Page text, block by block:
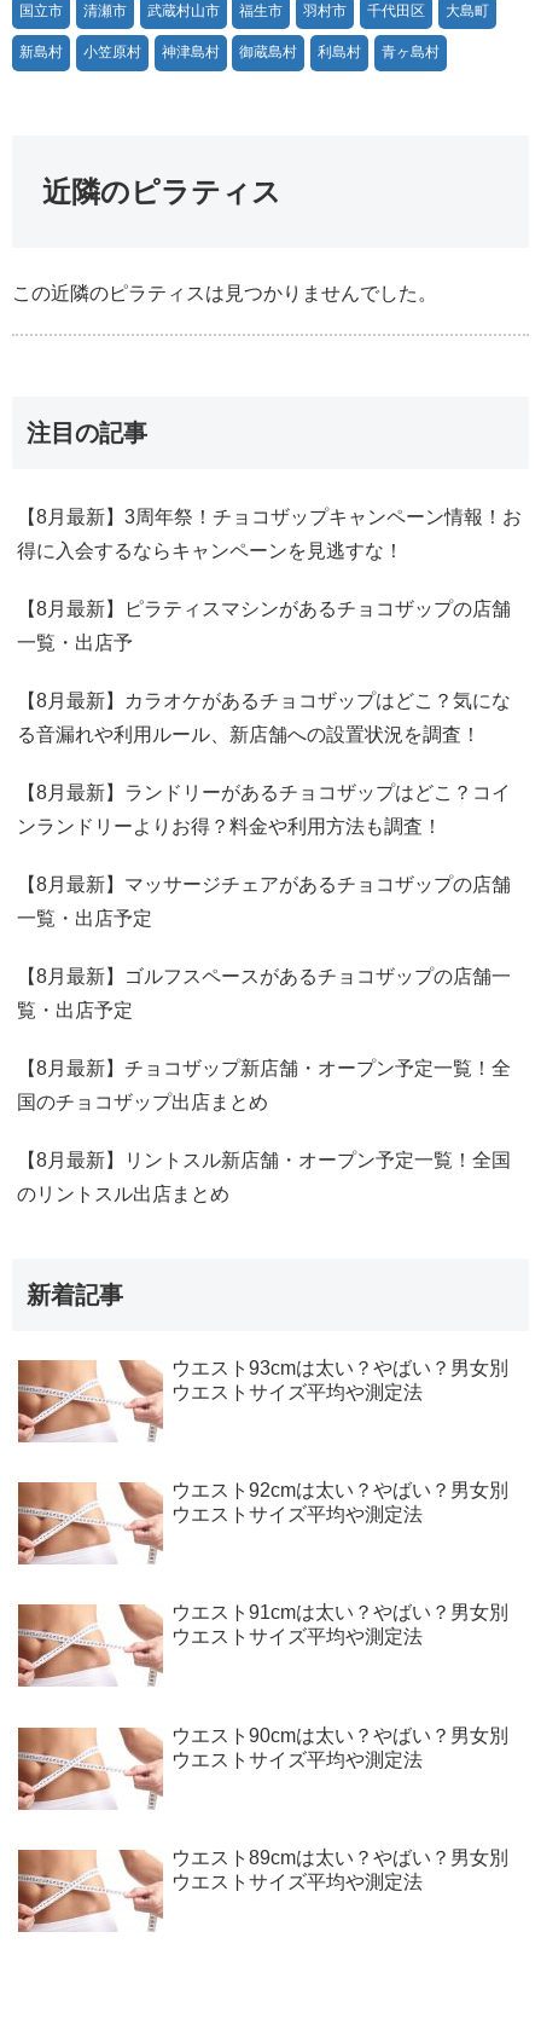
国立市 清瀬市 武蔵村山市 福生市 羽村市 千代田区 大島町
新島村 小笠原村 神津島村 御蔵島村 利島村 青ヶ島村
近隣のピラティス
この近隣のピラティスは見つかりませんでした。
注目の記事
【8月最新】3周年祭！チョコザップキャンペーン情報！お
得に入会するならキャンペーンを見逃すな！
【8月最新】ピラティスマシンがあるチョコザップの店舗
一覧・出店予
【8月最新】カラオケがあるチョコザップはどこ？気にな
る音漏れや利用ルール、新店舗への設置状況を調査！
【8月最新】ランドリーがあるチョコザップはどこ？コイ
ンランドリーよりお得？料金や利用方法も調査！
【8月最新】マッサージチェアがあるチョコザップの店舗
一覧・出店予定
【8月最新】ゴルフスペースがあるチョコザップの店舗一
覧・出店予定
【8月最新】チョコザップ新店舗・オープン予定一覧！全
国のチョコザップ出店まとめ
【8月最新】リントスル新店舗・オープン予定一覧！全国
のリントスル出店まとめ
新着記事
ウエスト93cmは太い？やばい？男女別
ウエストサイズ平均や測定法
ウエスト92cmは太い？やばい？男女別
ウエストサイズ平均や測定法
ウエスト91cmは太い？やばい？男女別
ウエストサイズ平均や測定法
ウエスト90cmは太い？やばい？男女別
ウエストサイズ平均や測定法
ウエスト89cmは太い？やばい？男女別
ウエストサイズ平均や測定法